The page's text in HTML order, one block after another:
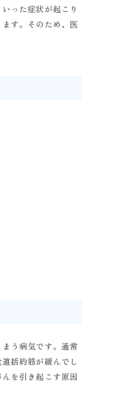
った症状が起こり
す。そのため、医
う病気です。通常
括約筋が緩んでし
を引き起こす原因